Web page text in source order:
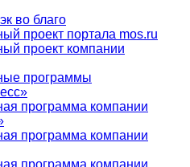
во благо
проект портала mos.ru
проект компании
программы
программа компании
программа компании
программа компании